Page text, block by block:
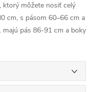
ktorý môžete nosiť celý
cm, s pásom 60–66 cm a
majú pás 86-91 cm a boky